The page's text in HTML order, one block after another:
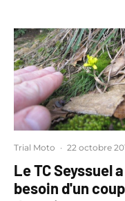
Trial Moto · 22 octobre
Le TC Seyssuel a
besoin d'un coup